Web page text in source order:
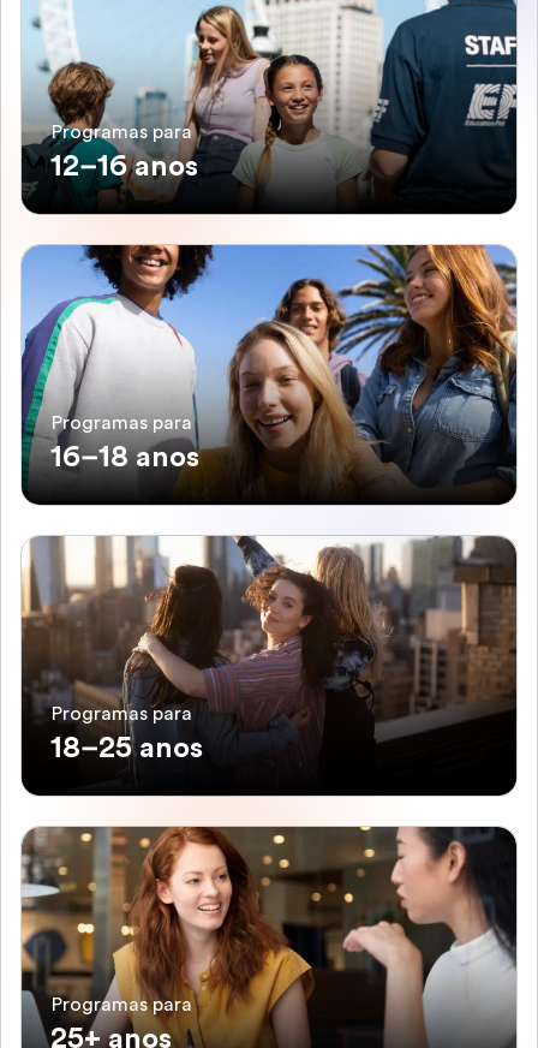
Programas para
12–16 anos
Programas para
16–18 anos
Programas para
18–25 anos
Programas para
25+ anos